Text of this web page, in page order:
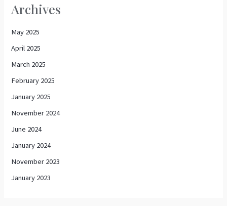
Archives
May 2025
April 2025
March 2025
February 2025
January 2025
November 2024
June 2024
January 2024
November 2023
January 2023